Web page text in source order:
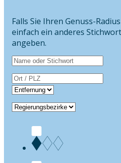
Falls Sie Ihren Genuss-
einfach ein anderes
angeben.